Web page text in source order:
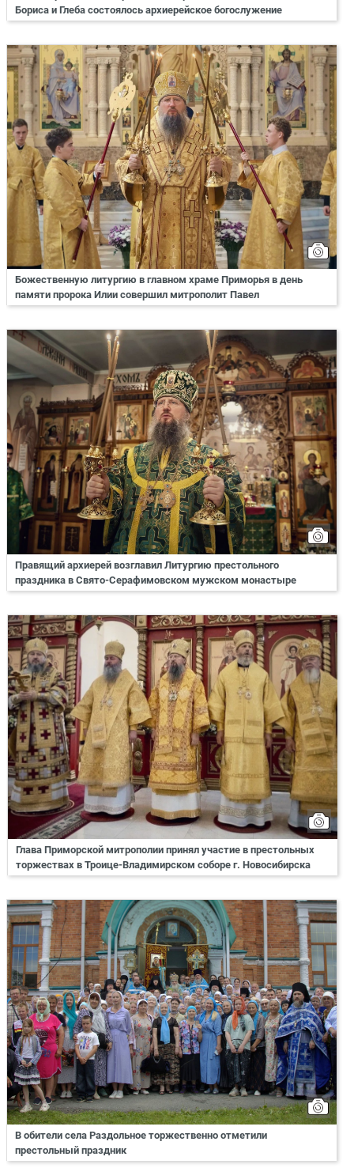
Бориса и Глеба состоялось архиерейское богослужение
Божественную литургию в главном храме Приморья в день
памяти пророка Илии совершил митрополит Павел
Правящий архиерей возглавил Литургию престольного
праздника в Свято-Серафимовском мужском монастыре
Глава Приморской митрополии принял участие в престольных
торжествах в Троице-Владимирском соборе г. Новосибирска
В обители села Раздольное торжественно отметили
престольный праздник